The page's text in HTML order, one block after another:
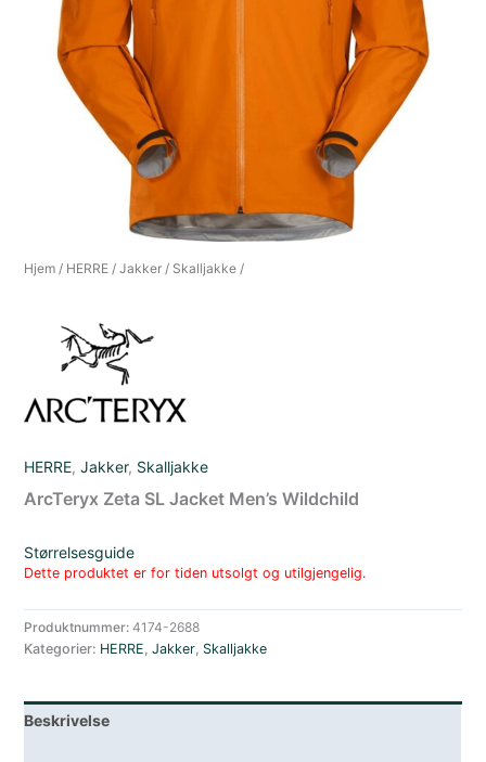
Hjem / HERRE /Jakker / Skalljakke /
HERRE,Jakker, Skalljakke
ArcTeryx Zeta SL Jacket Men’s Wildchild
Størrelsesguide
Dette produktet er for tiden utsolgt og utilgjengelig.
Produktnummer:4174-2688
Kategorier: HERRE,Jakker, Skalljakke
Beskrivelse